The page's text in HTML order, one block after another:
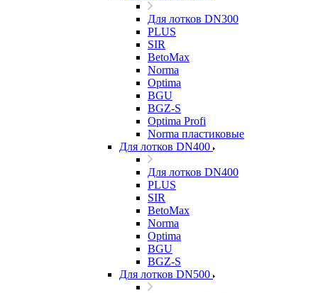
Для лотков DN300
PLUS
SIR
BetoMax
Norma
Optima
BGU
BGZ-S
Optima Profi
Norma пластиковые
Для лотков DN400
Для лотков DN400
PLUS
SIR
BetoMax
Norma
Optima
BGU
BGZ-S
Для лотков DN500